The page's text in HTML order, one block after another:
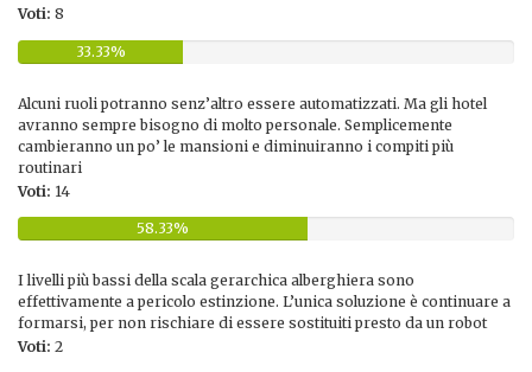
Voti: 8
33.33%
Alcuni ruoli potranno senz’altro essere automatizzati. Ma gli hotel
avranno sempre bisogno di molto personale. Semplicemente
cambieranno un po’ le mansioni e diminuiranno i compiti più
routinari
Voti: 14
58.33%
I livelli più bassi della scala gerarchica alberghiera sono
effettivamente a pericolo estinzione. L’unica soluzione è continuare a
formarsi, per non rischiare di essere sostituiti presto da un robot
Voti: 2